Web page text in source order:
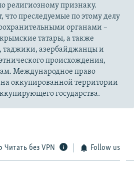
религиозному признаку.
что преследуемые по этому делу
органами –
татары, а также
таджики, азербайджанцы и
происхождения,
Международное право
на оккупированной территории
государства.
Читать без VPN Follow us